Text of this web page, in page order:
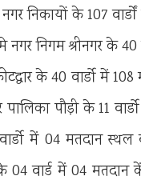
निकायों के 107
निगम श्रीनगर के 40
के 40 वार्डो में
पौड़ी के 11
में 04 मतदान स्थल
वार्ड में 04 मतदान